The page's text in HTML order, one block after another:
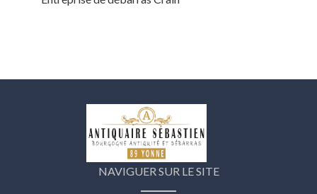
NAVIGUER SUR LE SITE